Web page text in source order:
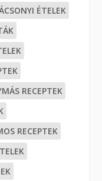
ÉTELEK
RECEPTEK
RECEPTEK